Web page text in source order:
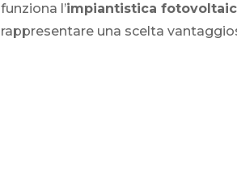
funziona l’impiantistica
rappresentare una scelta